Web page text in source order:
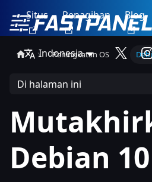
Situs Penagihan Blog
Indonesia
Peningkatan OS
Di halaman ini
Debian